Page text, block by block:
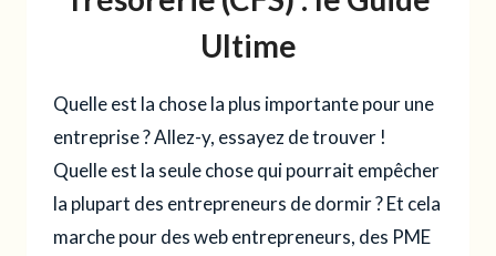
POUR
COMPARER
MÉTHODES
VALORISATION
Ultime
Quelle est la chose la plus importante pour une
entreprise ? Allez-y, essayez de trouver !
Quelle est la seule chose qui pourrait empêcher
la plupart des entrepreneurs de dormir ? Et cela
marche pour des web entrepreneurs, des PME